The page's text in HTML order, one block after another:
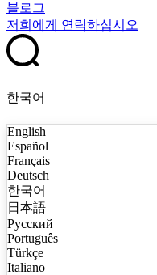
블로그
저희에게 연락하십시오
한국어
English
Español
Français
Deutsch
한국어
日本語
Русский
Português
Türkçe
Italiano